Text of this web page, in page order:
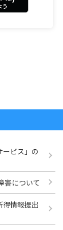
ービス」の
害について
得情報提出